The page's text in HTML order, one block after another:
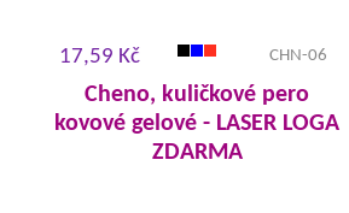
17,59 Kč CHN-06
Cheno, kuličkové pero
kovové gelové - LASER LOGA
ZDARMA